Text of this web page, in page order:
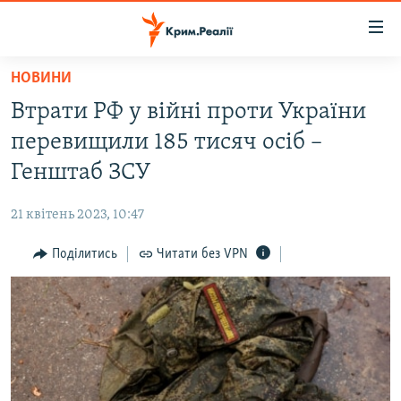
Перейти
основного
матеріалу
Перейти
до
основної
Перейти
до
пошуку
ВОДА.КРИМ
ВІДЕО ТА ФОТО
БЛОГИ
ПОГЛЯД
ІНТЕРВ'Ю
ВСЕ ЗА ДЕНЬ
СПЕЦПРОЕКТИ
ДЕПОРТАЦІЯ
ЯК ОБІЙТИ БЛОКУВАННЯ
НОВИНИ
Втрати РФ у війні проти України
перевищили 185 тисяч осіб –
Генштаб ЗСУ
21 квітень 2023, 10:47
Поділитись Читати без VPN